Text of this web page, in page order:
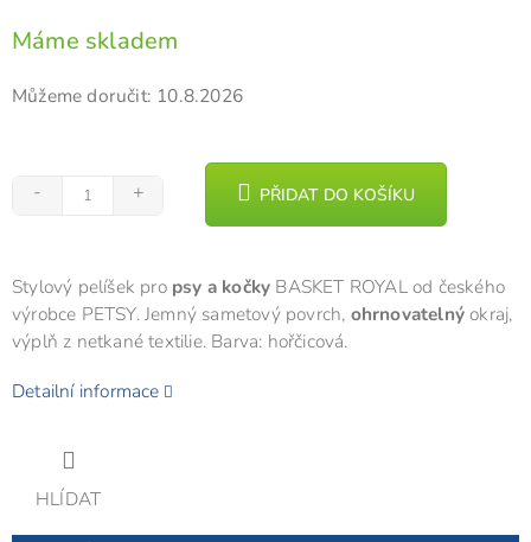
Měrná
cena:
Máme skladem
Můžeme doručit: 10.8.2026
PŘIDAT DO KOŠÍKU
Stylový pelíšek pro psy a kočky BASKET ROYAL od českého
výrobce PETSY. Jemný sametový povrch, ohrnovatelnýokraj,
výplň z netkané textilie. Barva: hořčicová.
Detailní informace
HLÍDAT